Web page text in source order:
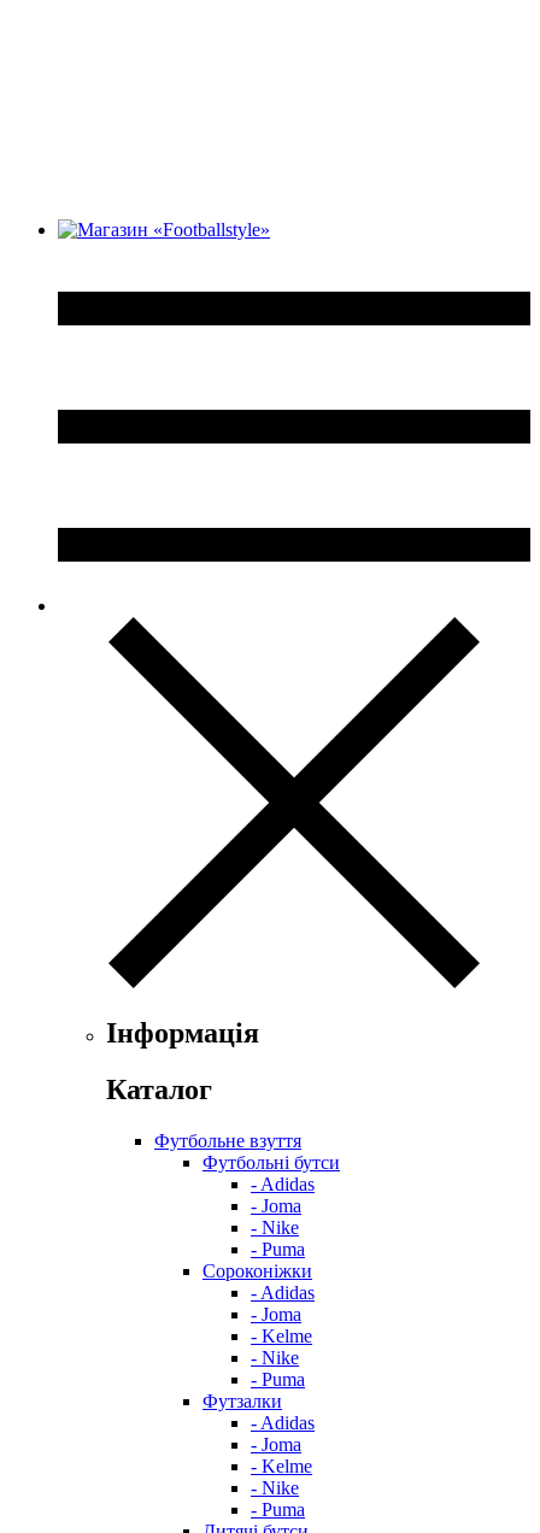
Інформація
Каталог
Футбольне взуття
Футбольні бутси
- Adidas
- Joma
- Nike
- Puma
Сороконіжки
- Adidas
- Joma
- Kelme
- Nike
- Puma
Футзалки
- Adidas
- Joma
- Kelme
- Nike
- Puma